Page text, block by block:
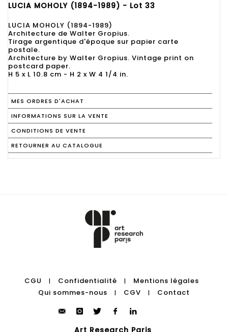
LUCIA MOHOLY (1894-1989) - Lot 33
LUCIA MOHOLY (1894-1989)
Architecture de Walter Gropius.
Tirage argentique d'époque sur papier carte
postale.
Architecture by Walter Gropius. Vintage print on
postcard paper.
H 5 x L 10.8 cm - H 2 x W 4 1/4 in.
MES ORDRES D'ACHAT
INFORMATIONS SUR LA VENTE
CONDITIONS DE VENTE
RETOURNER AU CATALOGUE
CGU | Confidentialité |
Mentions légales
Qui sommes-nous
| CGV | Contact
Art Research Paris